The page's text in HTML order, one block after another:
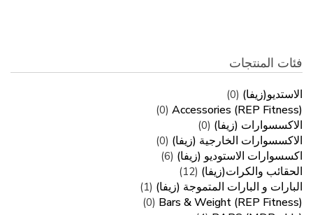
فئات المنتجات
الاستديو(زيفا) (0)
Accessories (REP Fitness)
(0)
الاكسسوارات (زيفا) (0)
الاكسسوارات الخارجية (زيفا) (0)
اكسسوارات الاستوديو (زيفا) (6)
الحقائب والكرات(زيفا) (12)
البارات و البارات المتموجة (زيفا) (1)
Bars & Weight (REP Fitness)
(0)